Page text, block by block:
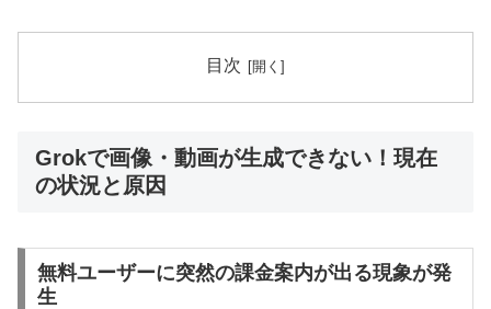
目次
Grokで画像・動画が生成できない！現在
の状況と原因
無料ユーザーに突然の課金案内が出る現象が発
生